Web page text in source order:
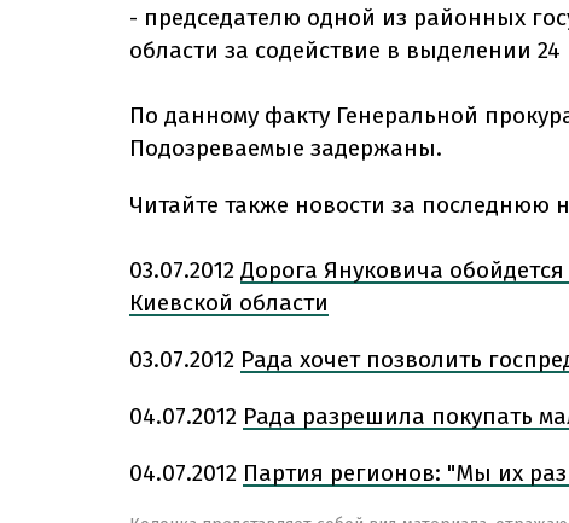
- председателю одной из районных
области за содействие в выделении 24
По данному факту Генеральной
Подозреваемые задержаны.
Читайте также новости за последнюю
03.07.2012 Дорога Януковича
Киевской области
03.07.2012 Рада хочет позволить
04.07.2012 Рада разрешила покупать
04.07.2012 Партия регионов: "Мы их